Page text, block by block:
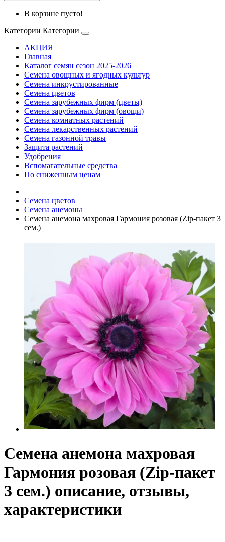
В корзине пусто!
Категории Категории
АКЦИЯ
Главная
Каталог семян сезон 2025-2026
Семена овощных и ягодных культур
Семена инкрустированные
Семена цветов
Семена зарубежных фирм (цветы)
Семена зарубежных фирм (овощи)
Семена комнатных растений
Семена лекарственных растений
Семена газонной травы
Защита растений
Удобрения
Вспомагательные средства
По сниженным ценам
Семена цветов
Семена анемоны
Семена анемона махровая Гармония розовая (Zip-пакет 3
сем.)
Семена анемона махровая
Гармония розовая (Zip-пакет
3 сем.) описание, отзывы,
характеристики